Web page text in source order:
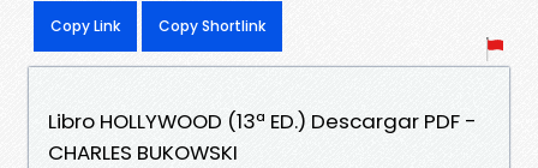
Copy Link Copy Shortlink
Libro HOLLYWOOD (13ª ED.) Descargar PDF -
CHARLES BUKOWSKI